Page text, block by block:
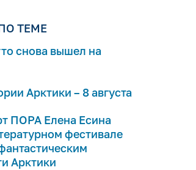
ТЕМЕ
снова вышел на
Арктики – 8 августа
ПОРА Елена Есина
фестивале
Арктики